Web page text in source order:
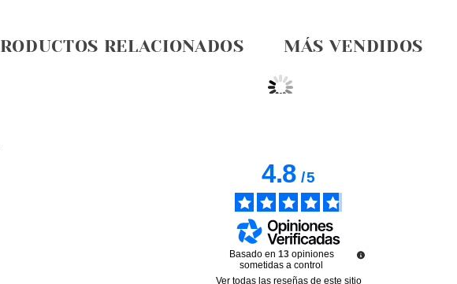
RELACIONADOS MÁS VENDIDOS
CALVIN KLEIN CALVIN KLEIN
4.8/5
Basado en 13 opiniones
sometidas a control
Ver todas las reseñas de este sitio